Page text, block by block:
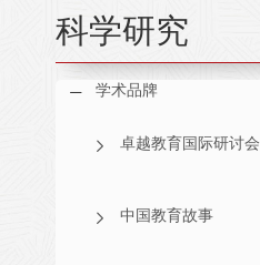
科学研究
学术品牌
卓越教育国际研讨会
中国教育故事